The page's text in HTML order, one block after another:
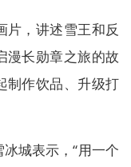
片，讲述雪王和反
漫长勋章之旅的故
制作饮品、升级打
城表示，“用一个